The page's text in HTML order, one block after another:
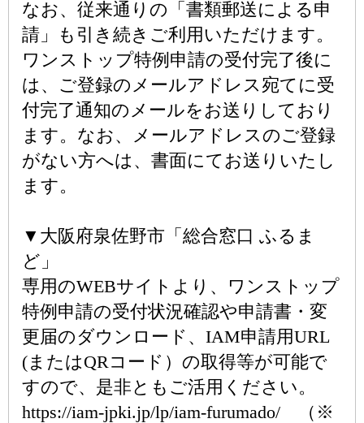
なお、従来通りの「書類郵送による申
請」も引き続きご利用いただけます。
ワンストップ特例申請の受付完了後に
は、ご登録のメールアドレス宛てに受
付完了通知のメールをお送りしており
ます。なお、メールアドレスのご登録
がない方へは、書面にてお送りいたし
ます。
▼大阪府泉佐野市「総合窓口 ふるま
ど」
専用のWEBサイトより、ワンストップ
特例申請の受付状況確認や申請書・変
更届のダウンロード、IAM申請用URL
(またはQRコード）の取得等が可能で
すので、是非ともご活用ください。
https://iam-jpki.jp/lp/iam-furumado/ （※